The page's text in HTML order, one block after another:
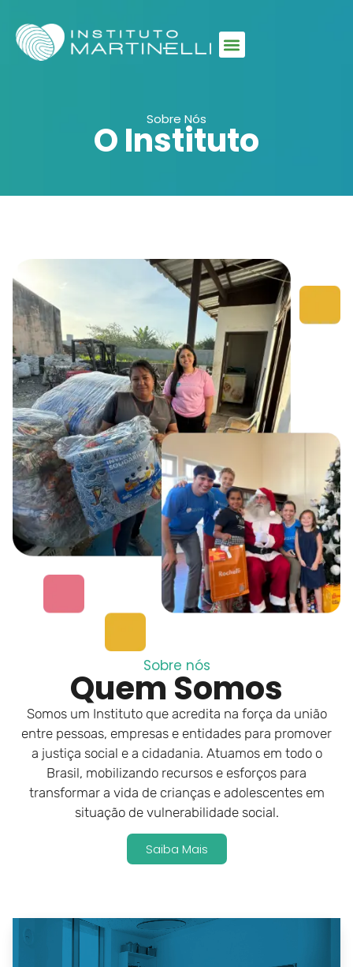
Sobre Nós
O Instituto
Sobre nós
Quem Somos
Somos um Instituto que acredita na força da união
entre pessoas, empresas e entidades para promover
a justiça social e a cidadania. Atuamos em todo o
Brasil, mobilizando recursos e esforços para
transformar a vida de crianças e adolescentes em
situação de vulnerabilidade social.
Saiba Mais